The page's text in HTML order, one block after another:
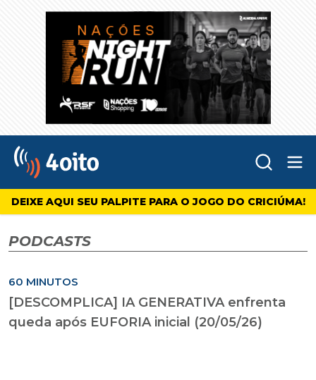
4oito
DEIXE AQUI SEU PALPITE PARA O JOGO DO CRICIÚMA!
PODCASTS
60 MINUTOS
[DESCOMPLICA] IA GENERATIVA enfrenta
queda após EUFORIA inicial (20/05/26)